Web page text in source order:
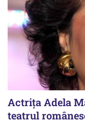
Actrița Adela
teatrul